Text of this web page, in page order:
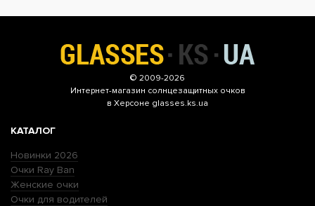
© 2009-2026
Интернет-магазин солнцезащитных очков
в Херсоне glasses.ks.ua
КАТАЛОГ
Новинки 2026
Очки Ray Ban
Женские очки
Очки для водителей